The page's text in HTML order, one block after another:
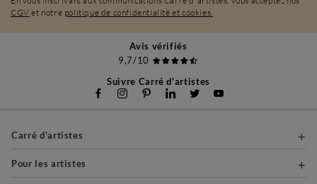
CGV et notre politique de confidentialité et cookies.
Avis vérifiés
9,7/10
Suivre Carré d'artistes
Carré d'artistes
Pour les artistes